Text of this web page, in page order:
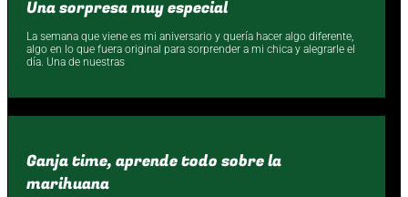
Una sorpresa muy especial
La semana que viene es mi aniversario y quería hacer algo diferente,
algo en lo que fuera original para sorprender a mi chica y alegrarle el
día. Una de nuestras
Ganja time, aprende todo sobre la
marihuana